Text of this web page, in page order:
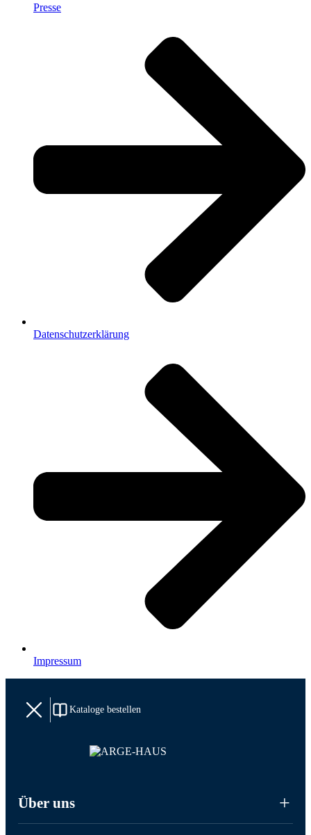
Presse
Datenschutzerklärung
Impressum
Kataloge bestellen
Über uns